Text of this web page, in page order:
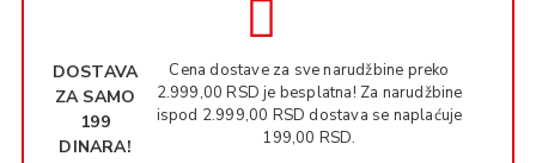
DOSTAVA
ZA SAMO
199
DINARA!
Cena dostave za sve narudžbine preko
2.999,00 RSD je besplatna! Za narudžbine
ispod 2.999,00 RSD dostava se naplaćuje
199,00 RSD.